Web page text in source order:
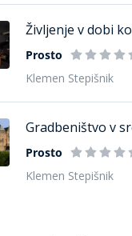
Življenje v dobi
Prosto
Klemen Stepišnik
Gradbeništvo v
Prosto
Klemen Stepišnik